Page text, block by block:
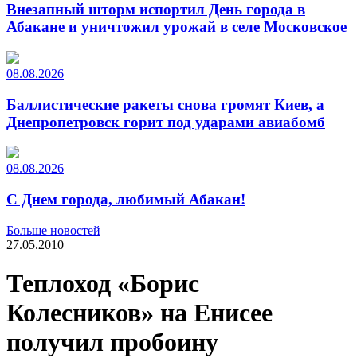
Внезапный шторм испортил День города в
Абакане и уничтожил урожай в селе Московское
08.08.2026
Баллистические ракеты снова громят Киев, а
Днепропетровск горит под ударами авиабомб
08.08.2026
С Днем города, любимый Абакан!
Больше новостей
27.05.2010
Теплоход «Борис
Колесников» на Енисее
получил пробоину